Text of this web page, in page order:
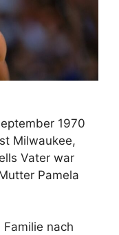
1970
Milwaukee,
Vater war
Pamela
nach